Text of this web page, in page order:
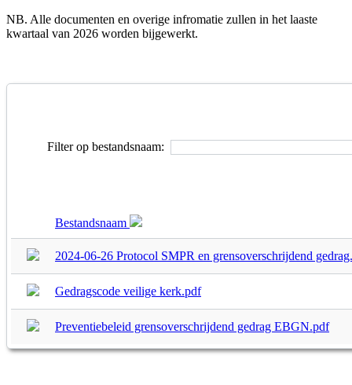
NB. Alle documenten en overige infromatie zullen in het laaste
kwartaal van 2026 worden bijgewerkt.
Filter op bestandsnaam:
Bestandsnaam
2024-06-26 Protocol SMPR en grensoverschrijdend
Gedragscode veilige kerk.pdf
Preventiebeleid grensoverschrijdend gedrag EBGN.pdf